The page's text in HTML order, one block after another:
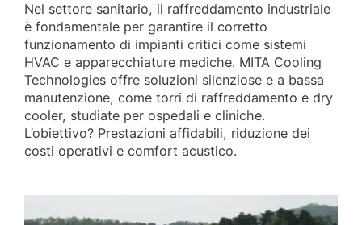
Nel settore sanitario, il raffreddamento industriale
è fondamentale per garantire il corretto
funzionamento di impianti critici come sistemi
HVAC e apparecchiature mediche. MITA Cooling
Technologies offre soluzioni silenziose e a bassa
manutenzione, come torri di raffreddamento e dry
cooler, studiate per ospedali e cliniche.
L’obiettivo? Prestazioni affidabili, riduzione dei
costi operativi e comfort acustico.